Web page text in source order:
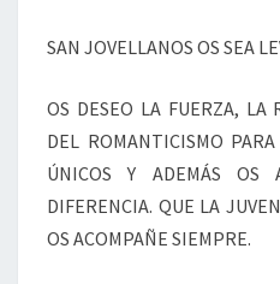
SAN JOVELLANOS OS SEA
OS DESEO LA FUERZA, LA
DEL ROMANTICISMO
ÚNICOS Y ADEMÁS OS
DIFERENCIA. QUE LA
OS ACOMPAÑE SIEMPRE.